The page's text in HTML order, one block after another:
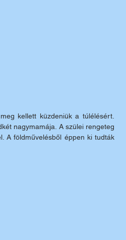
kellett küzdeniük a túlélésért.
nagymamája. A szülei rengeteg
A földművelésből éppen ki tudták